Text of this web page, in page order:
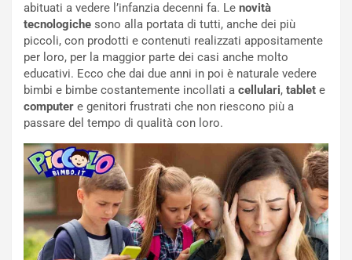
abituati a vedere l’infanzia decenni fa. Le novità
tecnologiche sono alla portata di tutti, anche dei più
piccoli, con prodotti e contenuti realizzati appositamente
per loro, per la maggior parte dei casi anche molto
educativi. Ecco che dai due anni in poi è naturale vedere
bimbi e bimbe costantemente incollati a cellulari, tablet e
computer e genitori frustrati che non riescono più a
passare del tempo di qualità con loro.